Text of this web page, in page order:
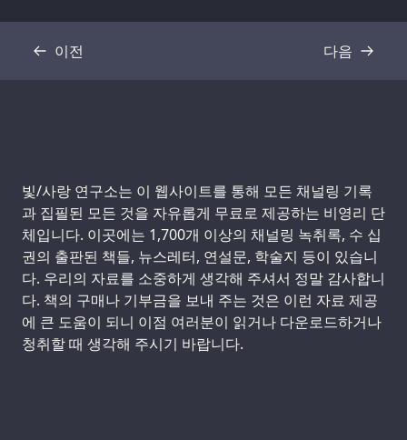
이전
기록 다음
기록
Support us:
빛/사랑 연구소는 이 웹사이트를 통해 모든 채널링 기록
과 집필된 모든 것을 자유롭게 무료로 제공하는 비영리 단
체입니다. 이곳에는 1,700개 이상의 채널링 녹취록, 수 십
권의 출판된 책들, 뉴스레터, 연설문, 학술지 등이 있습니
다. 우리의 자료를 소중하게 생각해 주셔서 정말 감사합니
다. 책의 구매나 기부금을 보내 주는 것은 이런 자료 제공
에 큰 도움이 되니 이점 여러분이 읽거나 다운로드하거나
청취할 때 생각해 주시기 바랍니다.